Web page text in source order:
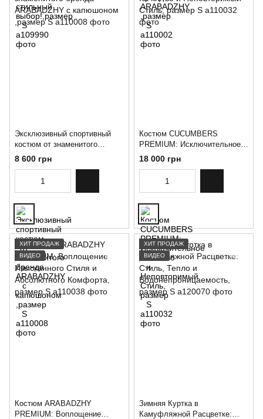
Эксклюзивный спортивный
костюм от знаменитого
бренда ARABADZHY с
капюшоном ,размер S
8 600 грн
Костюм CUCUMBERS
PREMIUM: Исключительное
Качество и Неповторимый
Стиль, размер S
18 000 грн
ХИТ ПРОДАЖ
ВИДЕО
Костюм ARABADZHY
PREMIUM: Воплощение
ХИТ ПРОДАЖ
ВИДЕО
Зимняя Куртка в
Камуфляжной Расцветке: